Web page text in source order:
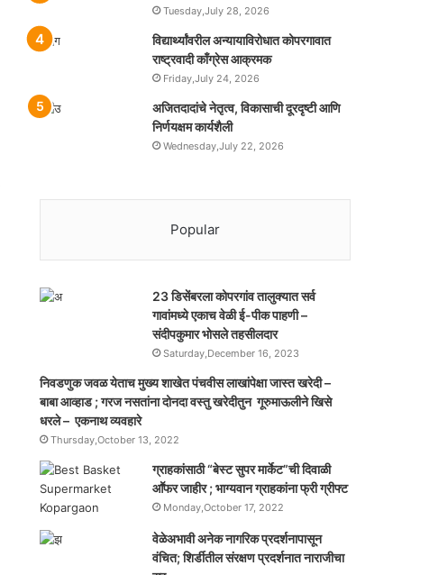
Tuesday,July 28, 2026
विद्यार्थ्यांवरील अन्यायाविरोधात कोपरगावात
राष्ट्रवादी काँग्रेस आक्रमक
Friday,July 24, 2026
अजितदादांचे नेतृत्व, विकासाची दूरदृष्टी आणि
निर्णयक्षम कार्यशैली
Wednesday,July 22, 2026
Popular
23 डिसेंबरला कोपरगांव तालुक्‍यात सर्व
गावांमध्ये एकाच वेळी ई-पीक पाहणी –
संदीपकुमार भोसले तहसीलदार
Saturday,December 16, 2023
निवडणुक जवळ येताच मुख्य शाखेत पंचवीस लाखांपेक्षा जास्त खरेदी –
बाबा आव्हाड ; गरज नसतांना दोनदा वस्तु खरेदीतुन गूरुमाऊलीने खिसे
धरले – एकनाथ व्यवहारे
Thursday,October 13, 2022
ग्राहकांसाठी “बेस्ट सुपर मार्केट”ची दिवाळी
आॕफर जाहीर ; भाग्यवान ग्राहकांना फ्री ग्रीफ्ट
Monday,October 17, 2022
वेळेअभावी अनेक नागरिक प्रदर्शनापासून
वंचित; शिर्डीतील संरक्षण प्रदर्शनात नाराजीचा